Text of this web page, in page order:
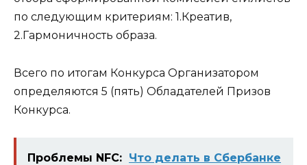
по следующим критериям: 1.Креатив,
2.Гармоничность образа.
Всего по итогам Конкурса Организатором
определяются 5 (пять) Обладателей Призов
Конкурса.
Проблемы NFC: Что делать в Сбербанке